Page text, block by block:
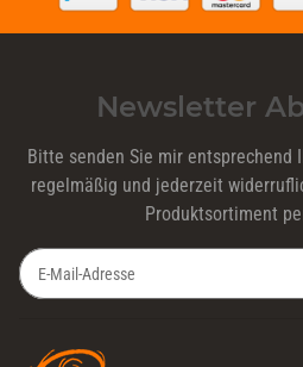
Newsletter
Bitte senden Sie mir entsprechend
regelmäßig und jederzeit
Produktsortiment